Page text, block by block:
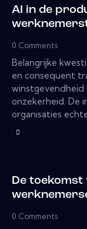
AI in de
0 Comments
Belangrijke
en consequent
winstgevendheid
onzekerheid. De
organisaties
De toekomst
0 Comments